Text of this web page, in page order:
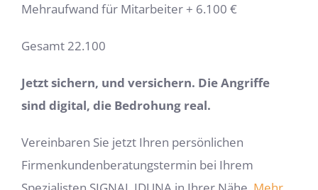
Mehraufwand für Mitarbeiter + 6.100 €
Gesamt 22.100
Jetzt sichern, und versichern. Die Angriffe
sind digital, die Bedrohung real.
Vereinbaren Sie jetzt Ihren persönlichen
Firmenkundenberatungstermin bei Ihrem